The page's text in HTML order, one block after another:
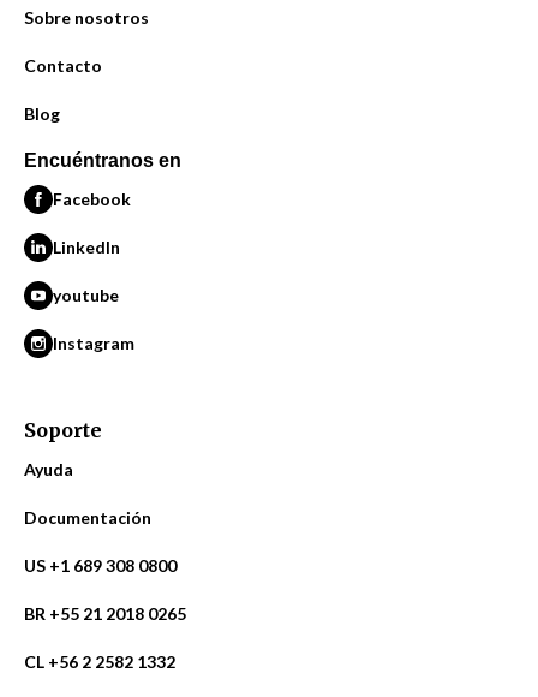
Sobre nosotros
Contacto
Blog
Encuéntranos en
Facebook
LinkedIn
youtube
Instagram
Soporte
Ayuda
Documentación
US +1 689 308 0800
BR +55 21 2018 0265
CL +56 2 2582 1332